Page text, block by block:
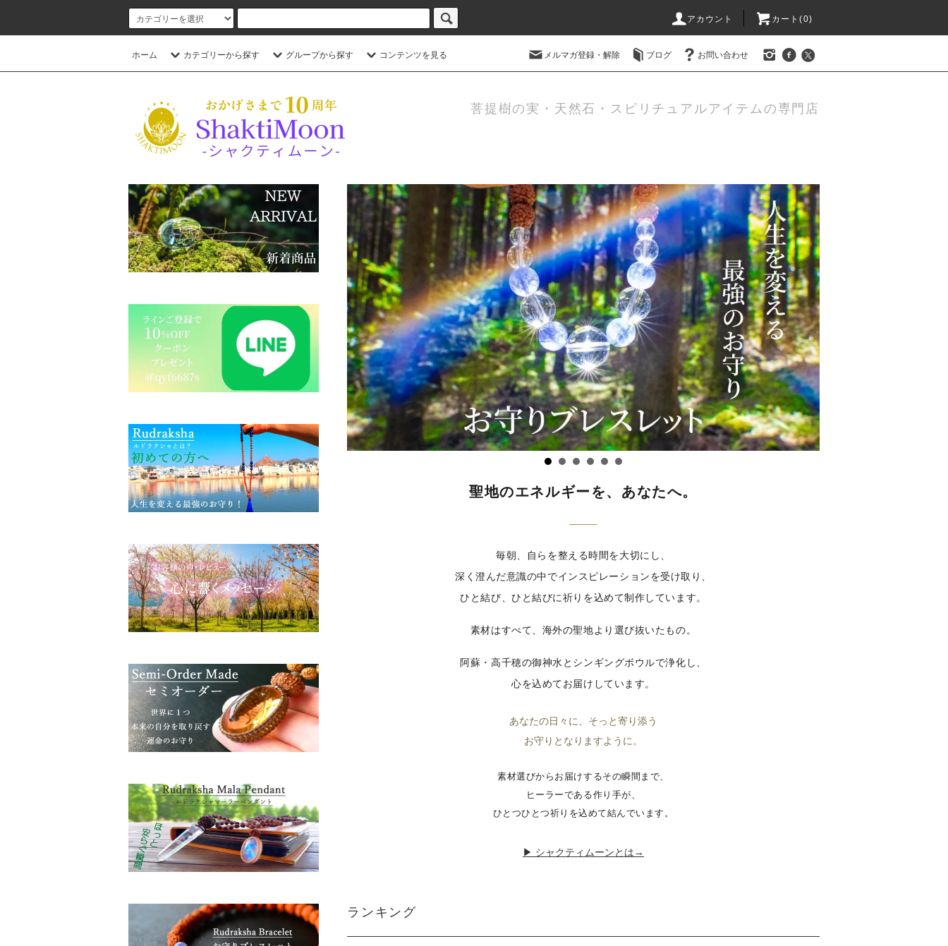
アカウント カート(0)
ホーム カテゴリーから探す グループから探す コンテンツを見る メルマガ登録・解除 ブログ お問い合わせ
菩提樹の実・天然石・スピリチュアルアイテムの専門店
聖地のエネルギーを、あなたへ。
毎朝、自らを整える時間を大切にし、
深く澄んだ意識の中でインスピレーションを受け取り、
ひと結び、ひと結びに祈りを込めて制作しています。
素材はすべて、海外の聖地より選び抜いたもの。
阿蘇・高千穂の御神水とシンギングボウルで浄化し、
心を込めてお届けしています。
あなたの日々に、そっと寄り添う
お守りとなりますように。
素材選びからお届けするその瞬間まで、
ヒーラーである作り手が、
ひとつひとつ祈りを込めて結んでいます。
▶ シャクティムーンとは→
ランキング